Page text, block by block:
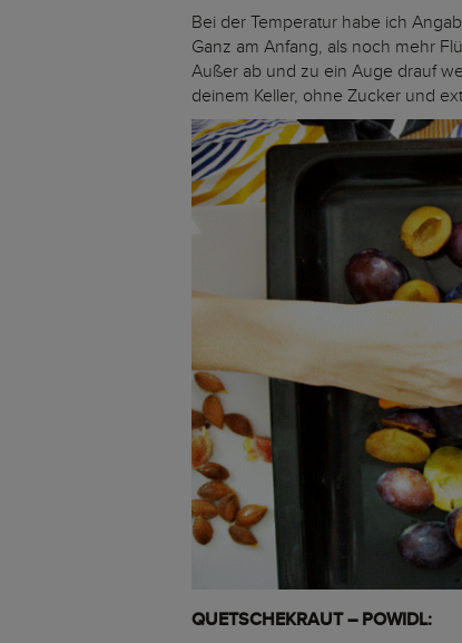
Bei der Temperatur habe ich
Ganz am Anfang, als noch mehr
Außer ab und zu ein Auge drauf
deinem Keller, ohne Zucker und
QUETSCHEKRAUT – POWIDL: